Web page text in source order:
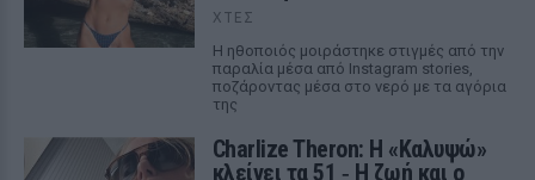
ΧΤΕΣ
Η ηθοποιός μοιράστηκε στιγμές από την
παραλία μέσα από Instagram stories,
ποζάροντας μέσα στο νερό με τα αγόρια
της
Charlize Theron: Η «Καλυψώ»
κλείνει τα 51 ‑ H ζωή και ο